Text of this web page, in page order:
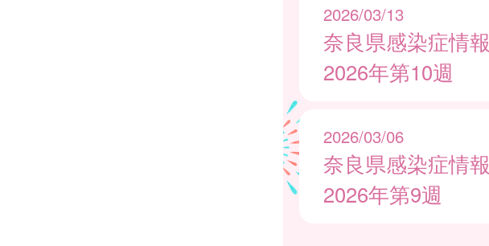
2026/03/13
奈良県感染症情報
2026年第10週
2026/03/06
奈良県感染症情報
2026年第9週